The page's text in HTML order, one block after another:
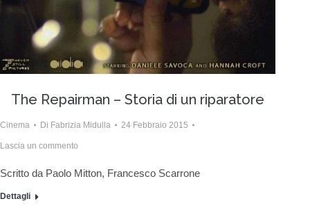
The Repairman – Storia di un riparatore
Cinema Di Fabrizia Midulla 24 Febbraio 2015
Lascia un commento
Scritto da Paolo Mitton, Francesco Scarrone
Dettagli